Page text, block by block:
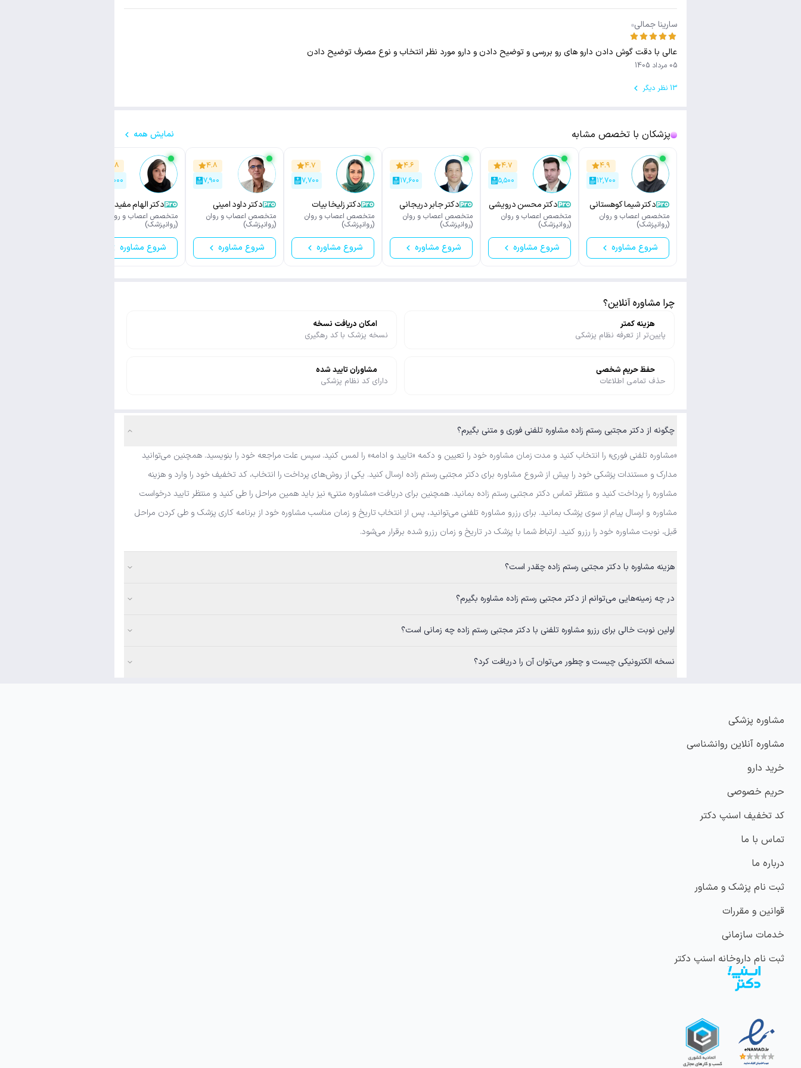
سارینا جمالی
عالی با دقت گوش دادن دارو های رو بررسی و توضیح دادن و دارو مورد نظر انتخاب و نوع مصرف توضیح دادن
05 مرداد 1405
13 نظر دیگر
پزشکان با تخصص مشابه نمایش همه
۴.۹
۱۲,۷۰۰
دکتر شیما کوهستانی
متخصص اعصاب و روان
(روانپزشک)
شروع مشاوره
۴.۷
۵,۵۰۰
دکتر محسن درویشی
متخصص اعصاب و روان
(روانپزشک)
شروع مشاوره
۴.۶
۱۷,۶۰۰
دکتر جابر دریجانی
متخصص اعصاب و روان
(روانپزشک)
شروع مشاوره
۴.۷
۷,۷۰۰
دکتر زلیخا بیات
متخصص اعصاب و روان
(روانپزشک)
شروع مشاوره
۴.۸
۷,۹۰۰
دکتر داود امینی
متخصص اعصاب و روان
(روانپزشک)
شروع مشاوره
۴.۸
۱۲,۰۰۰
دکتر الهام مفیدی
متخصص اعصاب و روان
(روانپزشک)
شروع مشاوره
چرا مشاوره آنلاین؟
هزینه کمتر
پایین‌تر از تعرفه نظام پزشکی
امکان دریافت نسخه
نسخه پزشک با کد رهگیری
حفظ حریم شخصی
حذف تمامی اطلاعات
مشاوران تایید شده
دارای کد نظام پزشکی
چگونه از دکتر مجتبی رستم زاده مشاوره تلفنی فوری و متنی بگیرم؟
«مشاوره تلفنی فوری» را انتخاب کنید و مدت زمان مشاوره خود را تعیین و دکمه «تایید و ادامه» را لمس کنید. سپس علت مراجعه خود را بنویسید. همچنین می‌توانید
مدارک و مستندات پزشکی خود را پیش از شروع مشاوره برای دکتر مجتبی رستم زاده ارسال کنید. یکی از روش‌های پرداخت را انتخاب، کد تخفیف خود را وارد و هزینه
مشاوره را پرداخت کنید و منتظر تماس دکتر مجتبی رستم زاده بمانید. همچنین برای دریافت «مشاوره متنی» نیز باید همین مراحل را طی کنید و منتظر تایید درخواست
مشاوره و ارسال پیام از سوی پزشک بمانید. برای رزرو مشاوره تلفنی می‌توانید، پس از انتخاب تاریخ و زمان مناسب مشاوره خود از برنامه کاری پزشک و طی کردن مراحل
قبل، نوبت مشاوره خود را رزرو کنید. ارتباط شما با پزشک در تاریخ و زمان رزرو شده برقرار می‌شود.
هزینه مشاوره با دکتر مجتبی رستم زاده چقدر است؟
در چه زمینه‌هایی می‌توانم از دکتر مجتبی رستم زاده مشاوره بگیرم؟
اولین نوبت خالی برای رزرو مشاوره تلفنی با دکتر مجتبی رستم زاده چه زمانی است؟
نسخه الکترونیکی چیست و چطور می‌توان آن را دریافت کرد؟
مشاوره پزشکی
مشاوره آنلاین روانشناسی
خرید دارو
حریم خصوصی
کد تخفیف اسنپ دکتر
تماس با ما
درباره ما
ثبت نام پزشک و مشاور
قوانین و مقررات
خدمات سازمانی
ثبت نام داروخانه اسنپ دکتر